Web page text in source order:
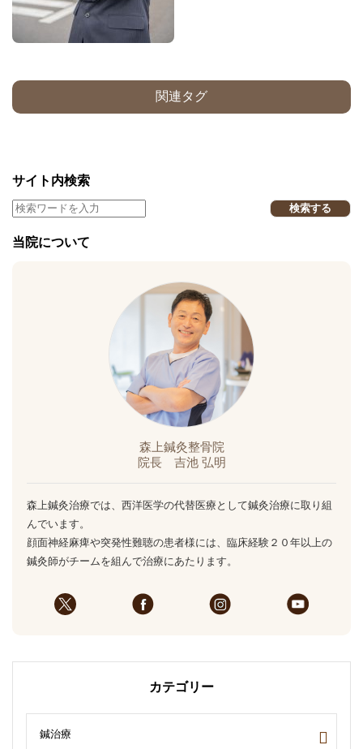
関連タグ
サイト内検索
検索する
当院について
森上鍼灸整骨院
院長 吉池 弘明
森上鍼灸治療では、西洋医学の代替医療として鍼灸治療に取り組
んでいます。
顔面神経麻痺や突発性難聴の患者様には、臨床経験２０年以上の
鍼灸師がチームを組んで治療にあたります。
カテゴリー
鍼治療